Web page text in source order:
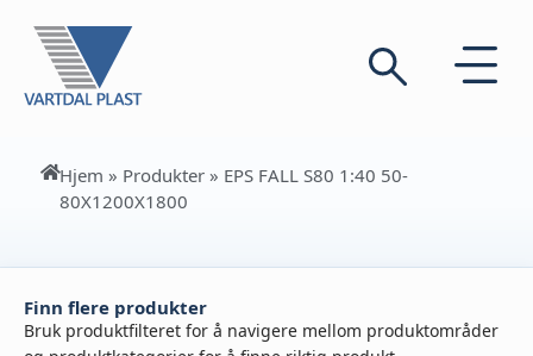
Hjem » Produkter» EPS FALL S80 1:40 50-
80X1200X1800
Finn flere produkter
Bruk produktfilteret for å navigere mellom produktområder